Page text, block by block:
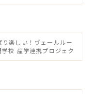
楽しい！ヴェールルー
学校 産学連携プロジェク